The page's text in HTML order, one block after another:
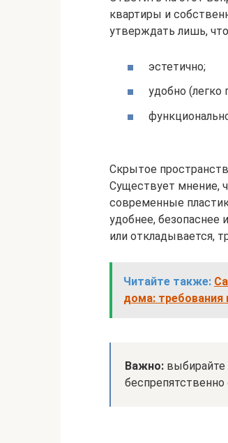
квартиры и
утверждать лишь,
эстетично;
удобно (легко
Скрытое
Существует мнение,
современные
удобнее, безопаснее
или откладывается,
Читайте также:
дома: требования
Важно: выбирайте